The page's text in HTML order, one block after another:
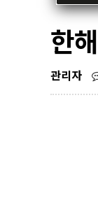
한
관리자